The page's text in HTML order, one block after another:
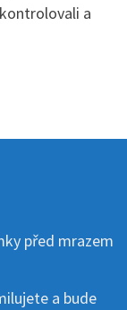
a
před mrazem
a bude